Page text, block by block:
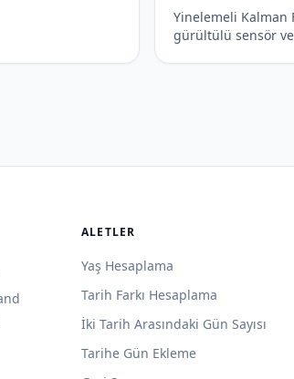
Yinelemeli Kalman
gürültülü sensör
ALETLER
Yaş Hesaplama
Tarih Farkı Hesaplama
İki Tarih Arasındaki Gün Sayısı
Tarihe Gün Ekleme